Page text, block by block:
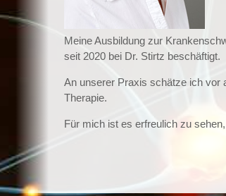
Meine Ausbildung zur
seit 2020 bei Dr. Stirtz beschäftigt.
An unserer Praxis schätze ich vor
Therapie.
Für mich ist es erfreulich zu